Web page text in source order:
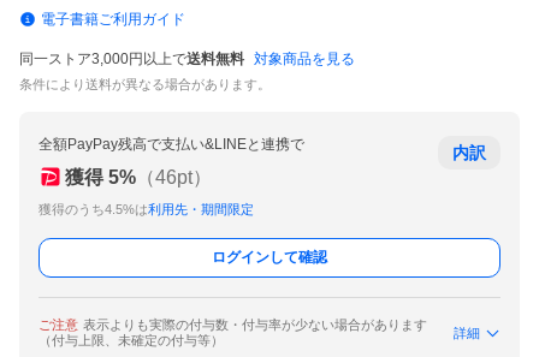
電子書籍ご利用ガイド
同一ストア3,000円以上で送料無料 対象商品を見る
条件により送料が異なる場合があります。
全額PayPay残高で支払い&LINEと連携で
獲得 5% （46pt）
獲得のうち4.5%は利用先・期間限定
内訳
ログインして確認
ご注意 表示よりも実際の付与数・付与率が少ない場合があります
（付与上限、未確定の付与等）
詳細